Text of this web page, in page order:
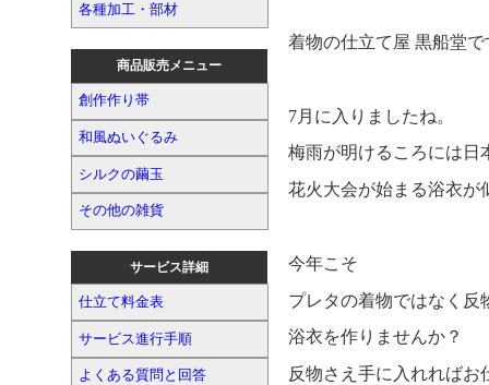
各種加工・部材
商品販売メニュー
創作作り帯
和風ぬいぐるみ
シルクの繭玉
その他の雑貨
サービス詳細
仕立て料金表
サービス進行手順
よくある質問と回答
着物の仕立て屋 黒船堂で
7月に入りましたね。
梅雨が明けるころには日
花火大会が始まる浴衣が
今年こそ
プレタの着物ではなく反
浴衣を作りませんか？
反物さえ手に入れればお